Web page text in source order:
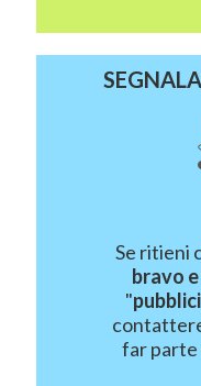
Se ritieni
bravo
"
far parte